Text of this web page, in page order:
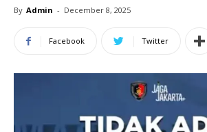
By Admin - December 8, 2025
Facebook Twitter